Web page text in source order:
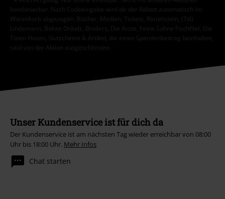
kombinierbar. Nach Codeeingabe wird dir der Rabatt automatisch im
Warenkorb abgezogen. Bücher, Medien, Tickets, Rammstein, (Till)
Lindemann, Böhse Onkelz, Broilers, Die Ärzte, Feine Sahne Fischfilet, Die
Toten Hosen, Gutscheine & Artikel, die einen Spendenbeitrag beinhalten,
sind von der Aktion ausgeschlossen.
Unser Kundenservice ist für dich da
Der Kundenservice ist am nächsten Tag wieder erreichbar von 08:00
Uhr bis 18:00 Uhr. Mehr Infos
Chat starten